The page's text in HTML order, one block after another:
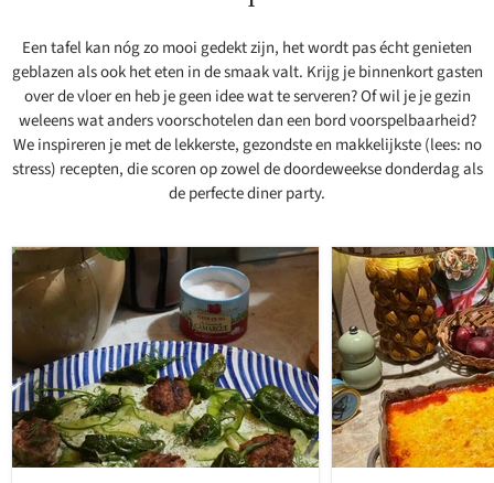
Een tafel kan nóg zo mooi gedekt zijn, het wordt pas écht genieten
geblazen als ook het eten in de smaak valt. Krijg je binnenkort gasten
over de vloer en heb je geen idee wat te serveren? Of wil je je gezin
weleens wat anders voorschotelen dan een bord voorspelbaarheid?
We inspireren je met de lekkerste, gezondste en makkelijkste (lees: no
stress) recepten, die scoren op zowel de doordeweekse donderdag als
de perfecte diner party.